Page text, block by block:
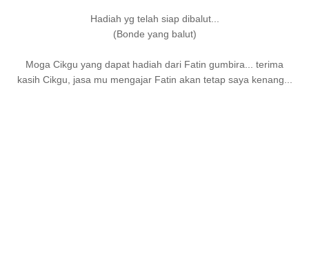
Hadiah yg telah siap dibalut...
(Bonde yang balut)
Moga Cikgu yang dapat hadiah dari Fatin gumbira... terima
kasih Cikgu, jasa mu mengajar Fatin akan tetap saya kenang...